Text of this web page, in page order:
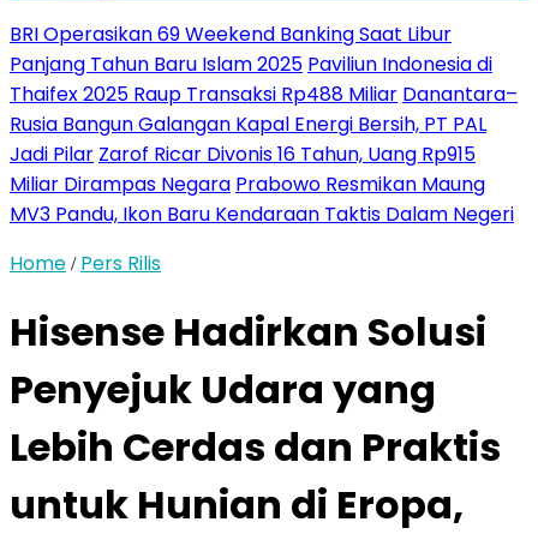
BRI Operasikan 69 Weekend Banking Saat Libur
Panjang Tahun Baru Islam 2025 Paviliun Indonesia di
Thaifex 2025 Raup Transaksi Rp488 Miliar Danantara–
Rusia Bangun Galangan Kapal Energi Bersih, PT PAL
Jadi Pilar Zarof Ricar Divonis 16 Tahun, Uang Rp915
Miliar Dirampas Negara Prabowo Resmikan Maung
MV3 Pandu, Ikon Baru Kendaraan Taktis Dalam Negeri
Home / Pers Rilis
Hisense Hadirkan Solusi
Penyejuk Udara yang
Lebih Cerdas dan Praktis
untuk Hunian di Eropa,